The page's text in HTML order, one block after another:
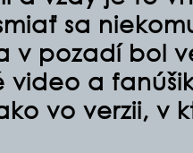
sa
v pozadí bol
video a
vo verzii, v